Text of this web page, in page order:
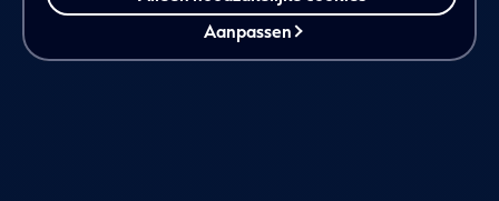
Aanpassen